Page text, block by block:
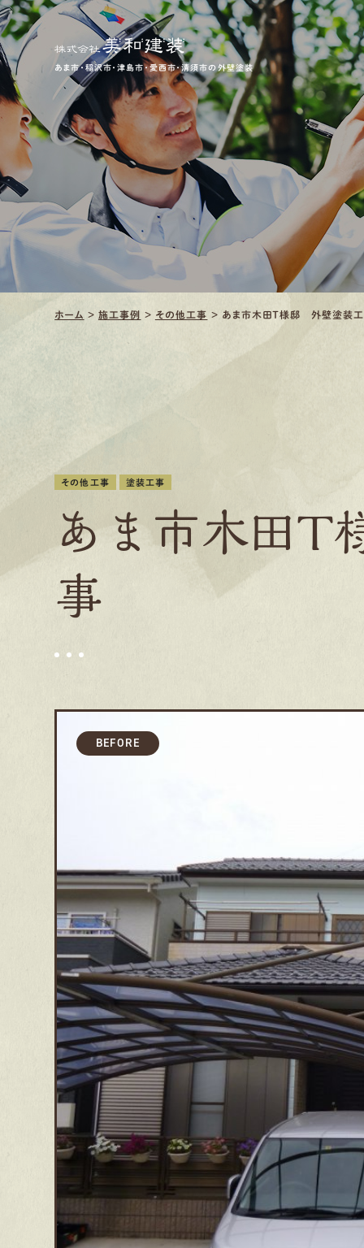
あま市・稲沢市・津島市・愛西市・清須市の外壁塗装
ホーム > 施工事例 > その他工事 > あま市木田Ｔ様邸 外壁塗装
その他工事 塗装工事
あま市木田
事